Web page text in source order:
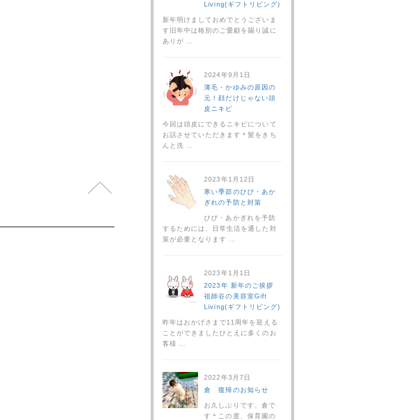
Living(ギフトリビング)
新年明けましておめでとうございま
す旧年中は格別のご愛顧を賜り誠に
ありが …
2024年9月1日
薄毛・かゆみの原因の
元！顔だけじゃない頭
皮ニキビ
今回は頭皮にできるニキビについて
お話させていただきます＊髪をきち
んと洗 …
2023年1月12日
寒い季節のひび・あか
ぎれの予防と対策
ひび・あかぎれを予防
するためには、日常生活を通した対
策が必要となります …
2023年1月1日
2023年 新年のご挨拶
祖師谷の美容室Gift
Living(ギフトリビング)
昨年はおかげさまで11周年を迎える
ことができましたひとえに多くのお
客様 …
2022年3月7日
倉 復帰のお知らせ
お久しぶりです、倉で
す＊この度、保育園の